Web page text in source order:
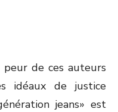
de ces auteurs
idéaux de justice
jeans» est